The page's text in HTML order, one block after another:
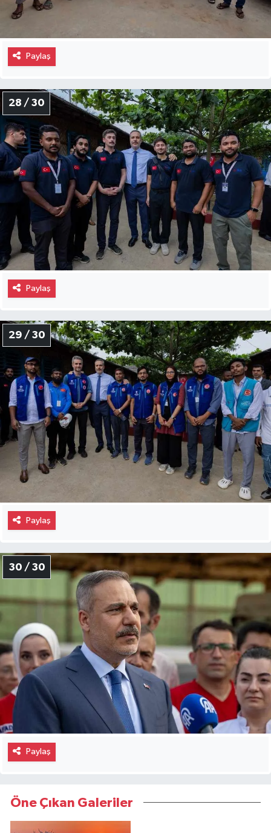
Paylaş
28 / 30
Paylaş
29 / 30
Paylaş
30 / 30
Paylaş
Öne Çıkan Galeriler